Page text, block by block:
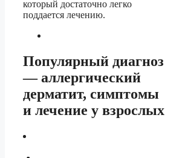
который достаточно легко
поддается лечению.
Популярный диагноз
— аллергический
дерматит, симптомы
и лечение у взрослых